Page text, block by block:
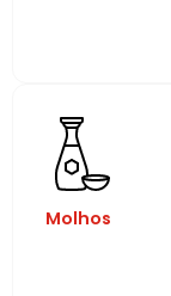
Molhos